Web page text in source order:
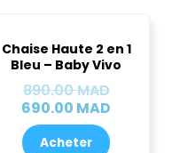
Chaise Haute 2 en 1
Bleu – Baby Vivo
890.00MAD
prix
initial
était :
890.00
690.00 MAD
prix
actuel
est :
Acheter